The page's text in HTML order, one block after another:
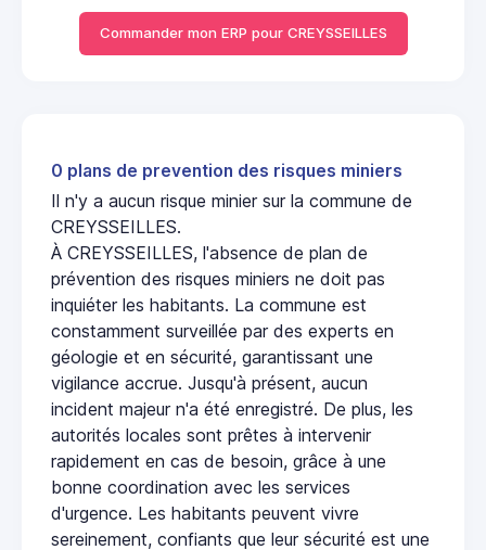
Commander mon ERP pour CREYSSEILLES
0 plans de prevention des risques miniers
Il n'y a aucun risque minier sur la commune de
CREYSSEILLES.
À CREYSSEILLES, l'absence de plan de
prévention des risques miniers ne doit pas
inquiéter les habitants. La commune est
constamment surveillée par des experts en
géologie et en sécurité, garantissant une
vigilance accrue. Jusqu'à présent, aucun
incident majeur n'a été enregistré. De plus, les
autorités locales sont prêtes à intervenir
rapidement en cas de besoin, grâce à une
bonne coordination avec les services
d'urgence. Les habitants peuvent vivre
sereinement, confiants que leur sécurité est une